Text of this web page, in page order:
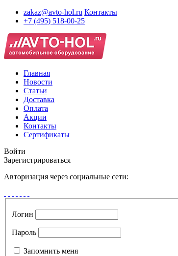
zakaz@avto-hol.ru Контакты
+7 (495) 518-00-25
Главная
Новости
Статьи
Доставка
Оплата
Акции
Контакты
Сертификаты
Войти
Зарегистрироваться
Авторизация через социальные сети:
Логин
Пароль
Запомнить меня